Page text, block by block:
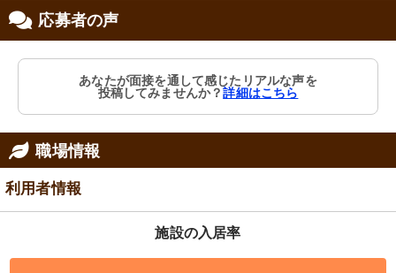
応募者の声
あなたが面接を通して感じたリアルな声を
投稿してみませんか？詳細はこちら
職場情報
利用者情報
施設の入居率